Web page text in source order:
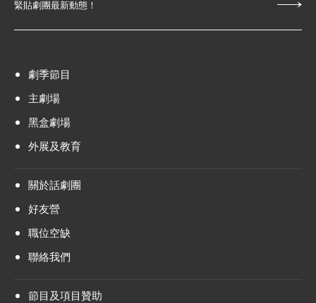
緊貼劇團最新動態！
劇季節目
主劇場
黑盒劇場
外展及教育
關於話劇團
好友營
職位空缺
聯絡我們
節目及項目贊助